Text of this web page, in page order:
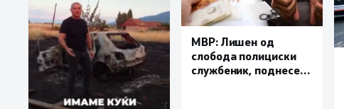
МВР: Лишен од
слобода полициски
службеник, поднесена